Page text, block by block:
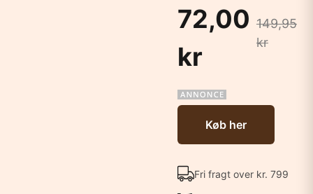
72,00
kr
149,95
kr
Køb her
Fri fragt over kr. 799